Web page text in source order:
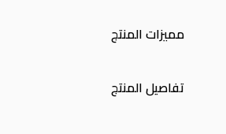
مميزات المنتج
تفاصيل المنتج